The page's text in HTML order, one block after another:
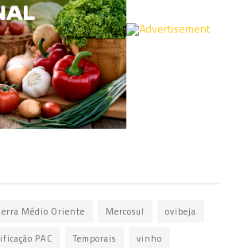
Médio Oriente Mercosul ovibeja
PAC Temporais vinho